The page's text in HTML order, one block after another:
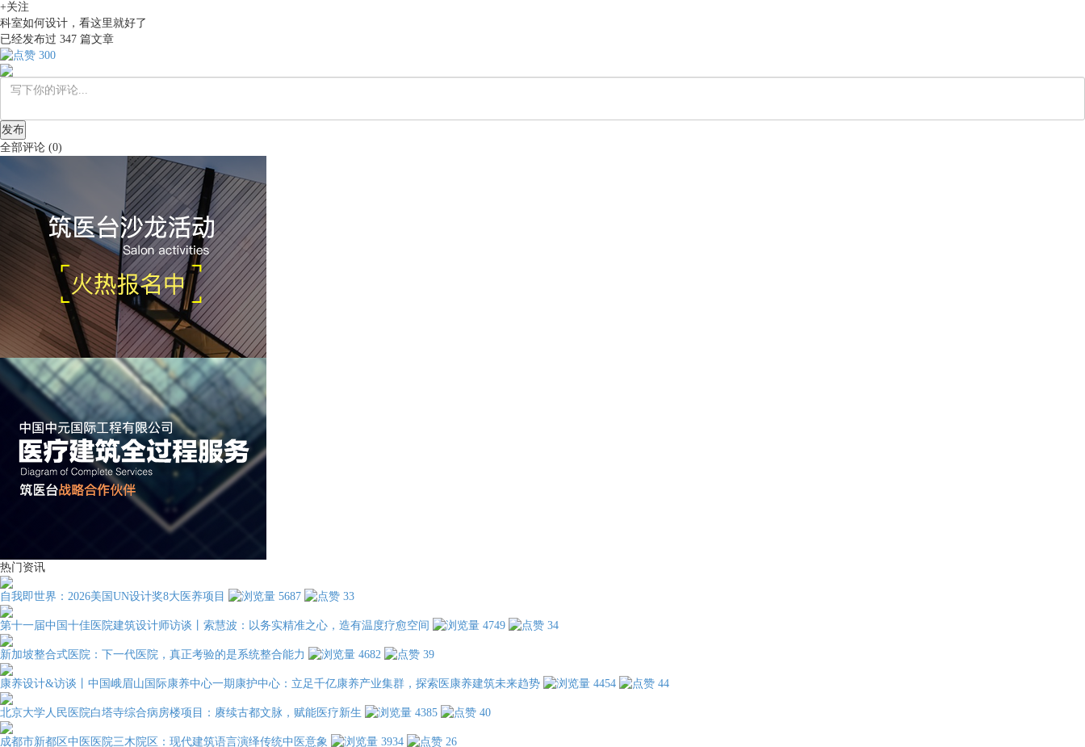
+关注
科室如何设计，看这里就好了
已经发布过 347 篇文章
300
发布
全部评论 (0)
热门资讯
自我即世界：2026美国UN设计奖8大医养项目 5687 33
第十一届中国十佳医院建筑设计师访谈丨索慧波：以务实精准之心，造有温度疗愈空间 4749 34
新加坡整合式医院：下一代医院，真正考验的是系统整合能力 4682 39
康养设计&访谈丨中国峨眉山国际康养中心一期康护中心：立足千亿康养产业集群，探索医康养建筑未来趋势 4454 44
北京大学人民医院白塔寺综合病房楼项目：赓续古都文脉，赋能医疗新生 4385 40
成都市新都区中医医院三木院区：现代建筑语言演绎传统中医意象 3934 26